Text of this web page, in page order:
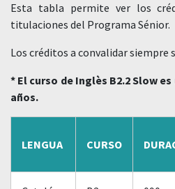
Esta tabla permite ver los
titulaciones del Programa Sénior.
Los créditos a convalidar siempre
* El curso de Inglès B2.2 Slow
años.
LENGUA CURSO